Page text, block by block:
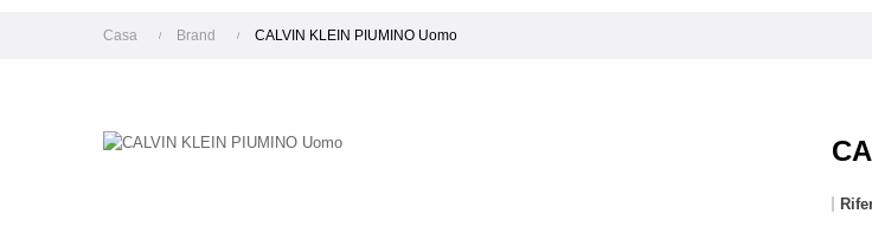
Casa Brand CALVIN KLEIN PIUMINO Uomo